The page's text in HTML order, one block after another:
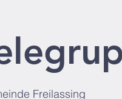
Freilassing